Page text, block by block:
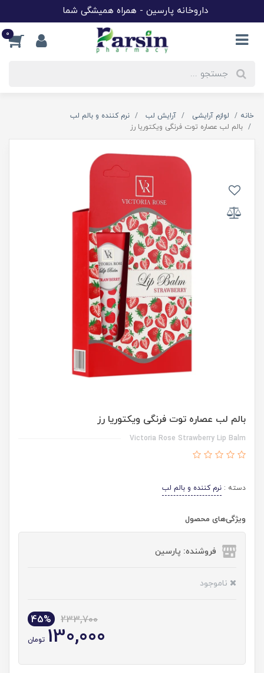
داروخانه پارسین - همراه همیشگی شما
0
خانه لوازم آرایشی آرایش لب
نرم کننده و بالم لب
بالم لب عصاره توت فرنگی ویکتوریا رز
بالم لب عصاره توت فرنگی ویکتوریا رز
Victoria Rose Strawberry Lip Balm
دسته : نرم کننده و بالم لب
ویژگی‌های محصول
فروشنده: پارسین
ناموجود
233,700
45%
130,000 تومان